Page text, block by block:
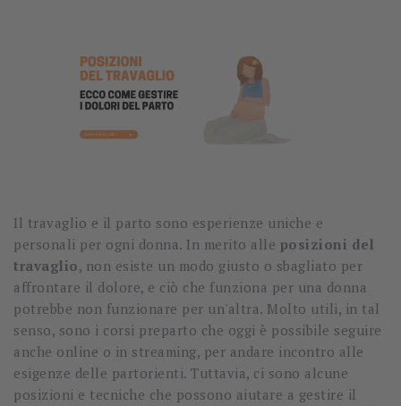
Il travaglio e il parto sono esperienze uniche e
personali per ogni donna. In merito alle posizioni del
travaglio, non esiste un modo giusto o sbagliato per
affrontare il dolore, e ciò che funziona per una donna
potrebbe non funzionare per un'altra. Molto utili, in tal
senso, sono i corsi preparto che oggi è possibile seguire
anche online o in streaming, per andare incontro alle
esigenze delle partorienti. Tuttavia, ci sono alcune
posizioni e tecniche che possono aiutare a gestire il